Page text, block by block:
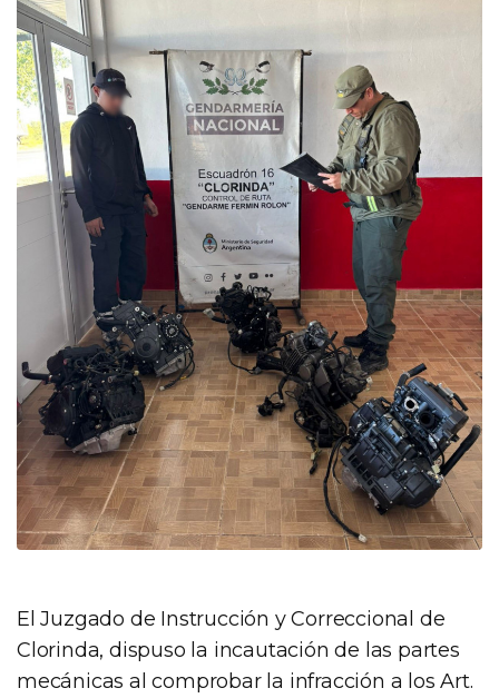
El Juzgado de Instrucción y Correccional de
Clorinda, dispuso la incautación de las partes
mecánicas al comprobar la infracción a los Art.